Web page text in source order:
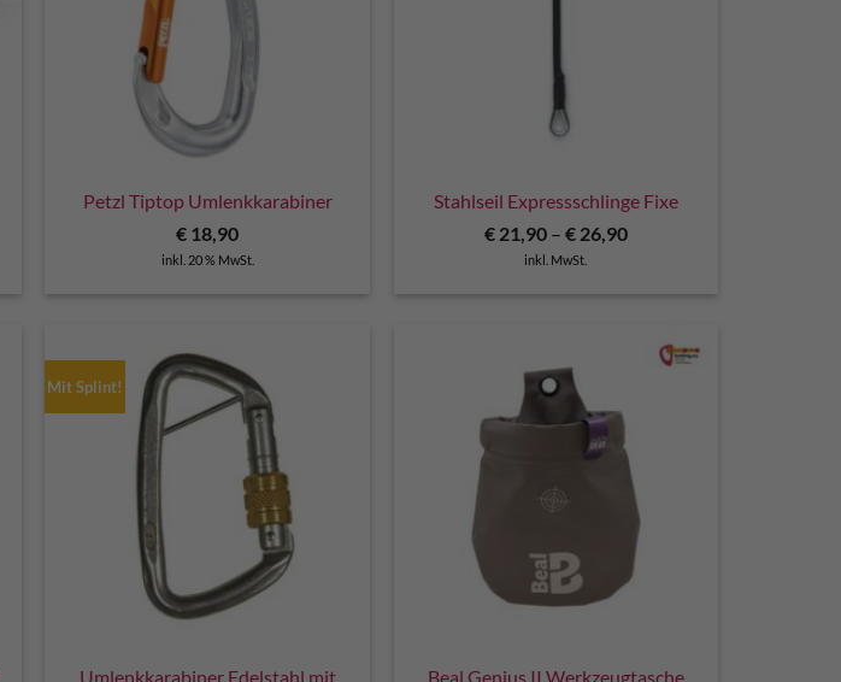
Petzl Tiptop Umlenkkarabiner
€ 18,90
inkl. 20 % MwSt.
Stahlseil Expressschlinge Fixe
€21,90– €26,90
inkl. MwSt.
Mit Splint!
Umlenkkarabiner Edelstahl mit Beal Genius II Werkzeugtasche